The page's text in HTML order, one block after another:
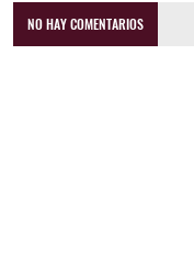
NO HAY COMENTARIOS